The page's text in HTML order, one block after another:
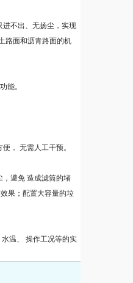
不出、无扬尘，实现
路面和沥青路面的机
能。
， 无需人工干预。
避免 造成滤筒的堵
果；配置大容量的垃
温、 操作工况等的实